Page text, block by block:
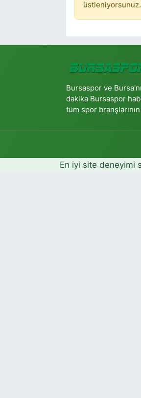
Bursaspor ve
dakika Bursaspor
tüm spor
En iyi site deneyimi